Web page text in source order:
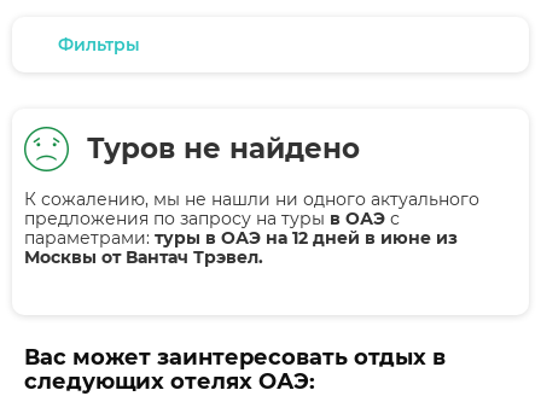
Фильтры
Туров не найдено
К сожалению, мы не нашли ни одного актуального
предложения по запросу на туры в ОАЭ с
параметрами: туры в ОАЭ на 12 дней в июне из
Москвы от Вантач Трэвел.
Вас может заинтересовать отдых в
следующих отелях ОАЭ: